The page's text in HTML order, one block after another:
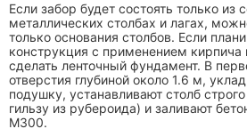
Если забор будет состоять только из
металлических столбах и лагах,
только основания столбов. Если
конструкция с применением
сделать ленточный фундамент. В
отверстия глубиной около 1.6 м,
подушку, устанавливают столб
гильзу из рубероида) и заливают
М300.